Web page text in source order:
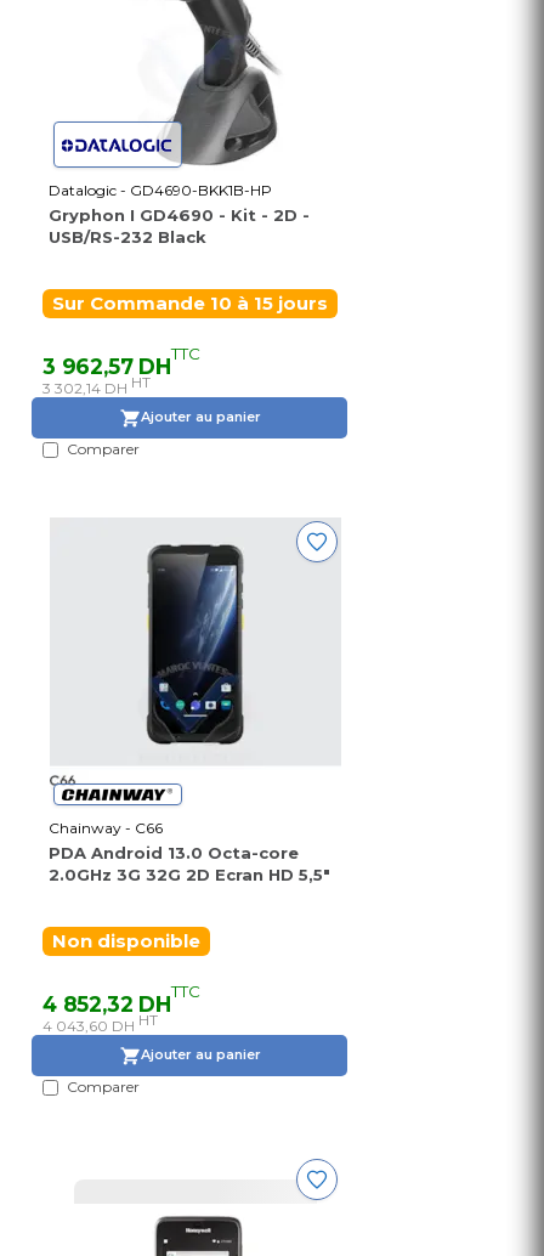
Datalogic - GD4690-BKK1B-HP
Gryphon I GD4690 - Kit - 2D -
USB/RS-232 Black
Sur Commande 10 à 15 jours
3 962,57 DHTTC
3 302,14 DH HT
Ajouter au panier
Comparer
Chainway - C66
PDA Android 13.0 Octa-core
2.0GHz 3G 32G 2D Ecran HD 5,5"
Non disponible
4 852,32 DHTTC
4 043,60 DH HT
Ajouter au panier
Comparer